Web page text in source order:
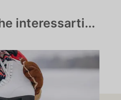
interessarti...